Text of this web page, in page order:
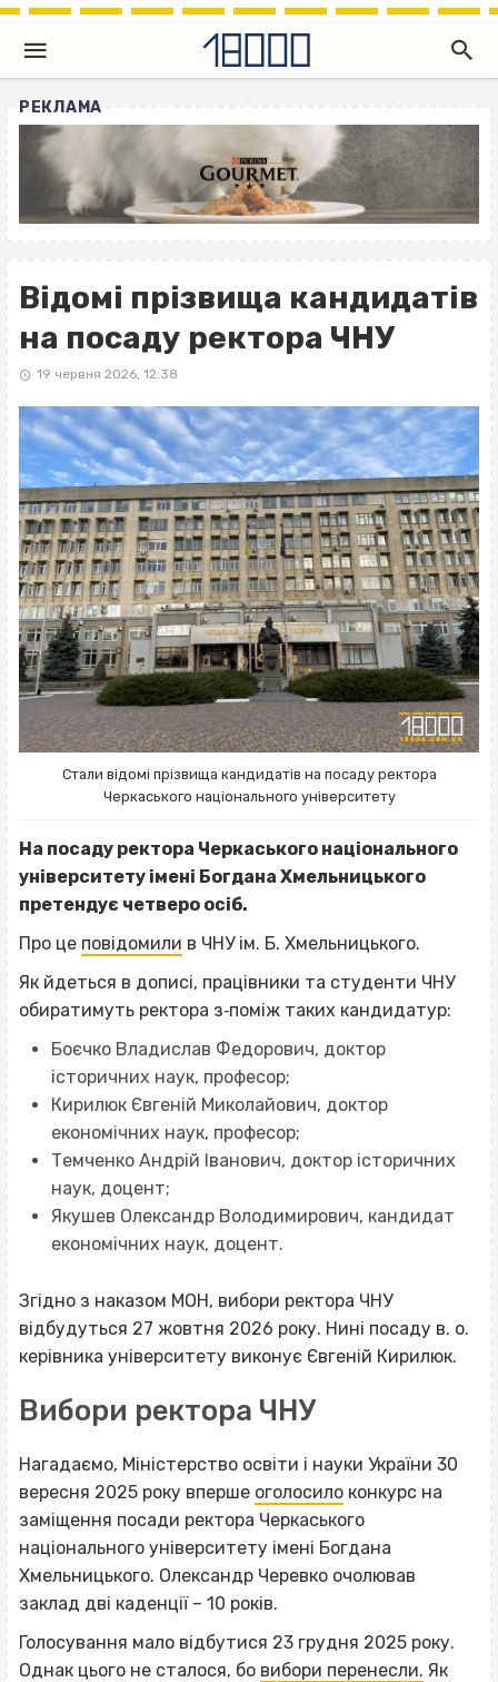
РЕКЛАМА
Відомі прізвища кандидатів
на посаду ректора ЧНУ
19 червня 2026, 12:38
Стали відомі прізвища кандидатів на посаду ректора
Черкаського національного університету
На посаду ректора Черкаського національного
університету імені Богдана Хмельницького
претендує четверо осіб.
Про це повідомили в ЧНУ ім. Б. Хмельницького.
Як йдеться в дописі, працівники та студенти ЧНУ
обиратимуть ректора з‐поміж таких кандидатур:
Боєчко Владислав Федорович, доктор
історичних наук, професор;
Кирилюк Євгеній Миколайович, доктор
економічних наук, професор;
Темченко Андрій Іванович, доктор історичних
наук, доцент;
Якушев Олександр Володимирович, кандидат
економічних наук, доцент.
Згідно з наказом МОН, вибори ректора ЧНУ
відбудуться 27 жовтня 2026 року. Нині посаду в. о.
керівника університету виконує Євгеній Кирилюк.
Вибори ректора ЧНУ
Нагадаємо, Міністерство освіти і науки України 30
вересня 2025 року вперше оголосило конкурс на
заміщення посади ректора Черкаського
національного університету імені Богдана
Хмельницького. Олександр Черевко очолював
заклад дві каденції – 10 років.
Голосування мало відбутися 23 грудня 2025 року.
Однак цього не сталося, бо вибори перенесли. Як